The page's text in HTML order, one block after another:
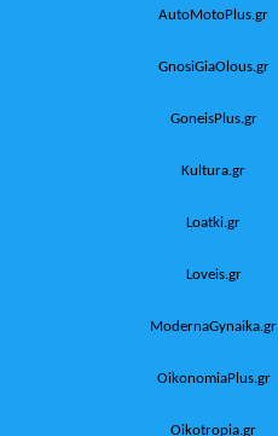
AutoMotoPlus.gr
GnosiGiaOlous.gr
GoneisPlus.gr
Kultura.gr
Loatki.gr
Loveis.gr
ModernaGynaika.gr
OikonomiaPlus.gr
Oikotropia.gr